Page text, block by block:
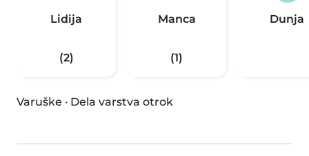
Lidija
(2)
Manca
(1)
Dunja
Varuške · Dela varstva otrok